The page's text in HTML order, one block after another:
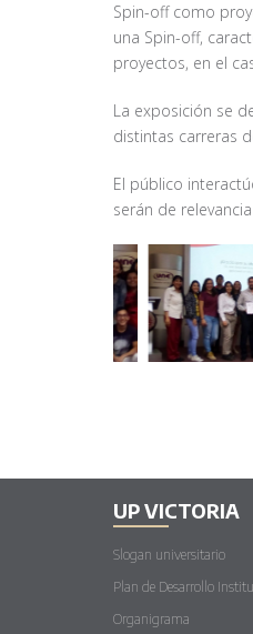
Spin-off como
una Spin-off,
proyectos, en el
La exposición se
distintas carreras
El público
serán de
UP VICTORIA
Slogan universitario
Plan de Desarrollo
Organigrama